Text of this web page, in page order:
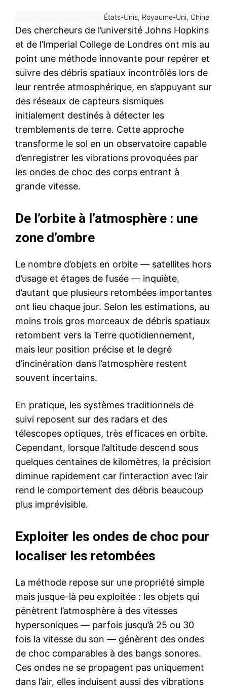
États-Unis, Royaume-Uni, Chine
Des chercheurs de l’université Johns Hopkins
et de l’Imperial College de Londres ont mis au
point une méthode innovante pour repérer et
suivre des débris spatiaux incontrôlés lors de
leur rentrée atmosphérique, en s’appuyant sur
des réseaux de capteurs sismiques
initialement destinés à détecter les
tremblements de terre. Cette approche
transforme le sol en un observatoire capable
d’enregistrer les vibrations provoquées par
les ondes de choc des corps entrant à
grande vitesse.
De l’orbite à l’atmosphère : une
zone d’ombre
Le nombre d’objets en orbite — satellites hors
d’usage et étages de fusée — inquiète,
d’autant que plusieurs retombées importantes
ont lieu chaque jour. Selon les estimations, au
moins trois gros morceaux de débris spatiaux
retombent vers la Terre quotidiennement,
mais leur position précise et le degré
d’incinération dans l’atmosphère restent
souvent incertains.
En pratique, les systèmes traditionnels de
suivi reposent sur des radars et des
télescopes optiques, très efficaces en orbite.
Cependant, lorsque l’altitude descend sous
quelques centaines de kilomètres, la précision
diminue rapidement car l’interaction avec l’air
rend le comportement des débris beaucoup
plus imprévisible.
Exploiter les ondes de choc pour
localiser les retombées
La méthode repose sur une propriété simple
mais jusque-là peu exploitée : les objets qui
pénètrent l’atmosphère à des vitesses
hypersoniques — parfois jusqu’à 25 ou 30
fois la vitesse du son — génèrent des ondes
de choc comparables à des bangs sonores.
Ces ondes ne se propagent pas uniquement
dans l’air, elles induisent aussi des vibrations